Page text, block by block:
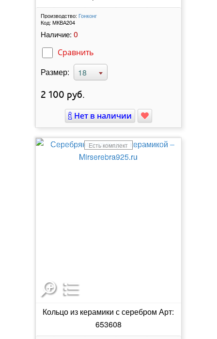
Производство: Гонконг
Код: МКВА204
Наличие: 0
Сравнить
Размер: 18
2 100 руб.
Нет в наличии
Есть комплект
Кольцо из керамики с серебром Арт:
653608